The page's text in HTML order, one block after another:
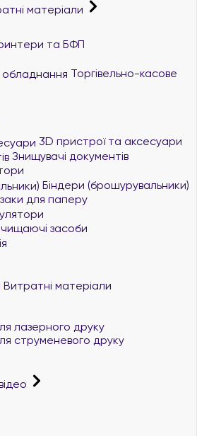
матеріали
та БФП
Торгівельно-касове
3D пристрої та аксесуари
Знищувачі документів
Біндери (брошурувальники)
для паперу
засоби
Витратні матеріали
лазерного друку
струменевого друку